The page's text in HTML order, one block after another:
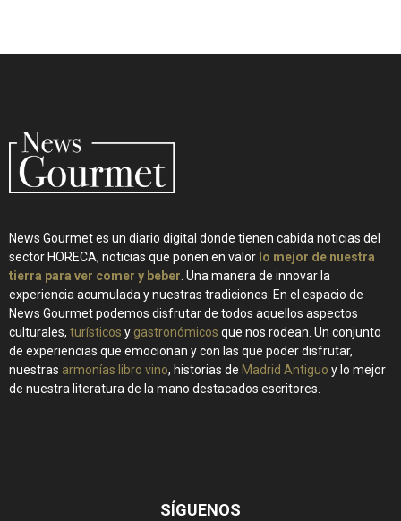
News Gourmet es un diario digital donde tienen cabida noticias del
sector HORECA, noticias que ponen en valor lo mejor de nuestra
tierra para ver comer y beber . Una manera de innovar la
experiencia acumulada y nuestras tradiciones. En el espacio de
News Gourmet podemos disfrutar de todos aquellos aspectos
culturales, turísticos y gastronómicos que nos rodean. Un conjunto
de experiencias que emocionan y con las que poder disfrutar,
nuestras armonías libro vino, historias de Madrid Antiguo y lo mejor
de nuestra literatura de la mano destacados escritores.
SÍGUENOS